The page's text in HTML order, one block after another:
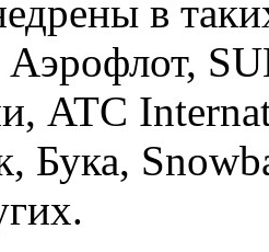
в
ATC
Бука,